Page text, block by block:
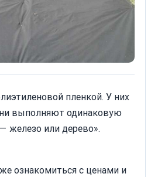
пленкой. У них
выполняют одинаковую
железо или дерево».
ознакомиться с ценами и